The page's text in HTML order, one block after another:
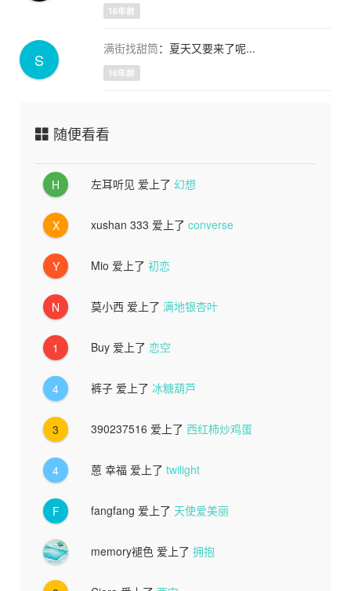
16年前
S
满街找甜筒：夏天又要来了呢...
16年前
随便看看
H 左耳听见 爱上了幻想
X xushan 333 爱上了converse
Y Mio 爱上了初恋
N 莫小西 爱上了满地银杏叶
1 Buy 爱上了 恋空
4 裤子 爱上了冰糖葫芦
3 390237516 爱上了西红柿炒鸡蛋
4 蒽 幸福 爱上了twilight
F fangfang 爱上了 天使爱美丽
memory褪色 爱上了拥抱